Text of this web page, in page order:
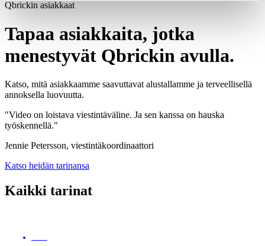
Qbrickin asiakkaat
Tapaa asiakkaita, jotka
menestyvät Qbrickin avulla.
Katso, mitä asiakkaamme saavuttavat alustallamme ja terveellisellä
annoksella luovuutta.
"Video on loistava viestintäväline. Ja sen kanssa on hauska
työskennellä."
Jennie Petersson, viestintäkoordinaattori
Katso heidän tarinansa
Kaikki tarinat